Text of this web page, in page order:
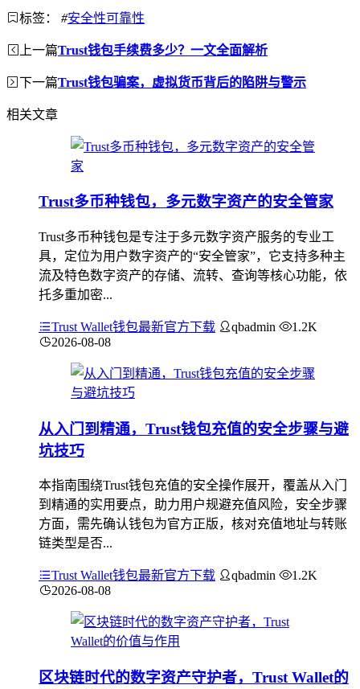
标签： #安全性可靠性
上一篇Trust钱包手续费多少？一文全面解析
下一篇Trust钱包骗案，虚拟货币背后的陷阱与警示
相关文章
Trust多币种钱包，多元数字资产的安全管家
Trust多币种钱包是专注于多元数字资产服务的专业工
具，定位为用户数字资产的“安全管家”，它支持多种主
流及特色数字资产的存储、流转、查询等核心功能，依
托多重加密...
Trust Wallet钱包最新官方下载 qbadmin
1.2K
2026-08-08
从入门到精通，Trust钱包充值的安全步骤与避
坑技巧
本指南围绕Trust钱包充值的安全操作展开，覆盖从入门
到精通的实用要点，助力用户规避充值风险，安全步骤
方面，需先确认钱包为官方正版，核对充值地址与转账
链类型是否...
Trust Wallet钱包最新官方下载 qbadmin
1.2K
2026-08-08
区块链时代的数字资产守护者，Trust Wallet的